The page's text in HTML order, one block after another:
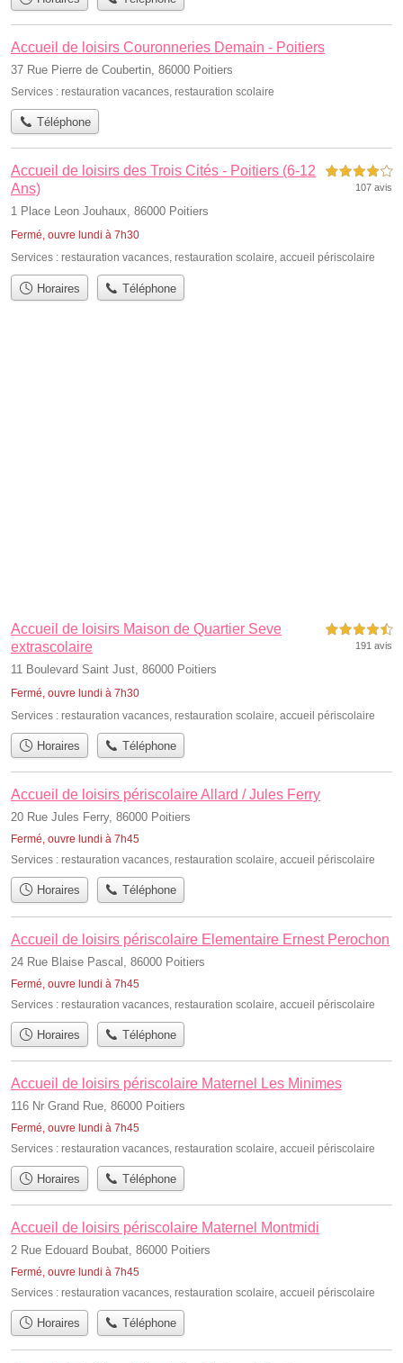
Accueil de loisirs Couronneries Demain - Poitiers
37 Rue Pierre de Coubertin, 86000 Poitiers
Services : restauration vacances, restauration scolaire
Téléphone
Accueil de loisirs des Trois Cités - Poitiers (6-12
Ans)
1 Place Leon Jouhaux, 86000 Poitiers
Fermé, ouvre lundi à 7h30
4,0 étoiles sur 5
107 avis
Services : restauration vacances, restauration scolaire, accueil périscolaire
Horaires Téléphone
Accueil de loisirs Maison de Quartier Seve
extrascolaire
11 Boulevard Saint Just, 86000 Poitiers
Fermé, ouvre lundi à 7h30
4,5 étoiles sur 5
191 avis
Services : restauration vacances restauration scolaire accueil périscolaire
Horaires Téléphone
Accueil de loisirs périscolaire Allard / Jules Ferry
20 Rue Jules Ferry, 86000 Poitiers
Fermé, ouvre lundi à 7h45
Services : restauration vacances, restauration scolaire, accueil périscolaire
Horaires Téléphone
Accueil de loisirs périscolaire Elementaire Ernest Perochon
24 Rue Blaise Pascal, 86000 Poitiers
Fermé, ouvre lundi à 7h45
Services : restauration vacances restauration scolaire accueil périscolaire
Horaires Téléphone
Accueil de loisirs périscolaire Maternel Les Minimes
116 Nr Grand Rue, 86000 Poitiers
Fermé, ouvre lundi à 7h45
Services : restauration vacances, restauration scolaire, accueil périscolaire
Horaires Téléphone
Accueil de loisirs périscolaire Maternel Montmidi
2 Rue Edouard Boubat, 86000 Poitiers
Fermé, ouvre lundi à 7h45
Services : restauration vacances, restauration scolaire, accueil périscolaire
Horaires Téléphone